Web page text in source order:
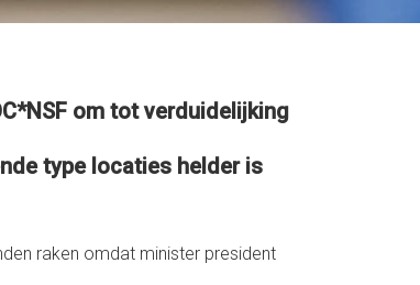
om tot verduidelijking
type locaties helder is
raken omdat minister president